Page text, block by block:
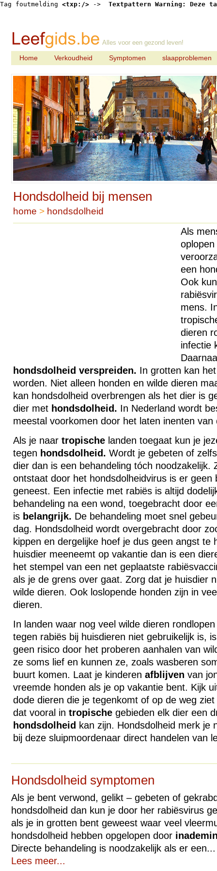
Tag foutmelding <txp:/> -> Textpattern Warning: Deze
Alles voor een gezond leven!
Home Verkoudheid Symptomen slaapproblemen
Hondsdolheid bij mensen
home > hondsdolheid
Als
een
Ook
mens.
dieren
infectie
hondsdolheid verspreiden. In grotten kan
worden. Niet alleen honden en wilde dieren
kan hondsdolheid overbrengen als het dier is
dier met hondsdolheid. In Nederland wordt
meestal voorkomen door het laten inenten van
Als je naar tropischelanden toegaat kun je
tegen hondsdolheid. Wordt je gebeten of
dier dan is een behandeling tóch noodzakelijk.
ontstaat door het hondsdolheidvirus is er geen
geneest. Een infectie met rabiës is altijd
behandeling na een wond, toegebracht door
is belangrijk. De behandeling moet snel
dag. Hondsdolheid wordt overgebracht door
kippen en dergelijke hoef je dus geen angst te
huisdier meeneemt op vakantie dan is een
het stempel van een net geplaatste
als je de grens over gaat. Zorg dat je huisdier
wilde dieren. Ook loslopende honden zijn in
dieren.
In landen waar nog veel wilde dieren
tegen rabiës bij huisdieren niet gebruikelijk is,
geen risico door het proberen aanhalen van
ze soms lief en kunnen ze, zoals wasberen
buurt komen. Laat je kinderen afblijven van
vreemde honden als je op vakantie bent. Kijk
dode dieren die je tegenkomt of op de weg
dat vooral in tropischegebieden elk dier een
hondsdolheid kan zijn. Hondsdolheid merk je
bij deze sluipmoordenaar direct handelen van
Hondsdolheid symptomen
Als je bent verwond, gelikt – gebeten of
hondsdolheid dan kun je door her rabiësvirus
als je in grotten bent geweest waar veel
hondsdolheid hebben opgelopen door
Directe behandeling is noodzakelijk als er een...
Lees meer...